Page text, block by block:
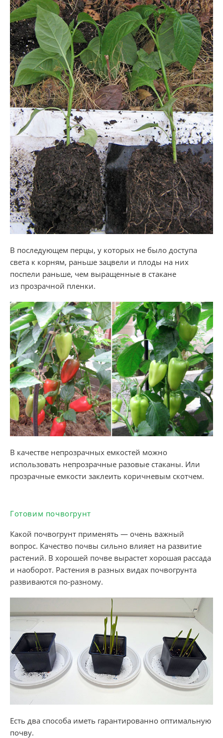
В последующем перцы, у которых не было доступа
света к корням, раньше зацвели и плоды на них
поспели раньше, чем выращенные в стакане
из прозрачной пленки.
В качестве непрозрачных емкостей можно
использовать непрозрачные разовые стаканы. Или
прозрачные емкости заклеить коричневым скотчем.
Готовим почвогрунт
Какой почвогрунт применять — очень важный
вопрос. Качество почвы сильно влияет на развитие
растений. В хорошей почве вырастет хорошая рассада
и наоборот. Растения в разных видах почвогрунта
развиваются по-разному.
Есть два способа иметь гарантированно оптимальную
почву.